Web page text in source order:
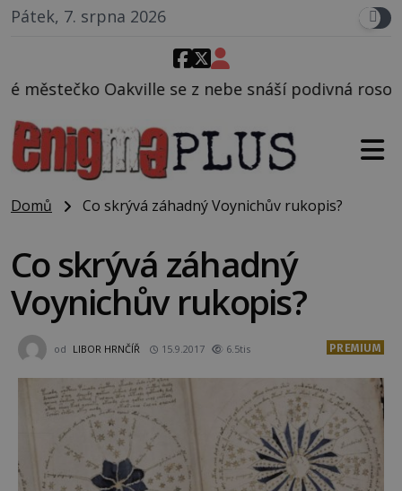
Pátek, 7. srpna 2026
z nebe snáší podivná rosolovitá látka
Domů Co skrývá záhadný Voynichův rukopis?
Co skrývá záhadný
Voynichův rukopis?
od LIBOR HRNČÍŘ 15.9.2017 6.5tis PREMIUM